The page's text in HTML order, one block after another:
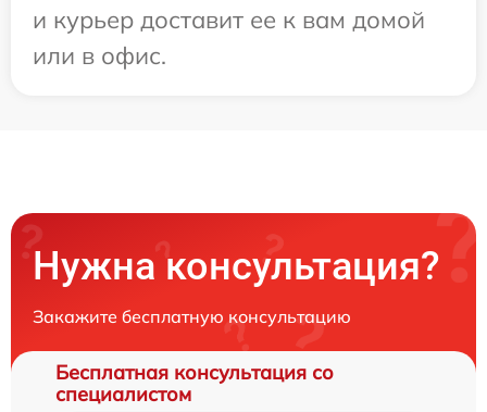
и курьер доставит ее к вам домой
или в офис.
Нужна консультация?
Закажите бесплатную консультацию
Бесплатная консультация со
специалистом